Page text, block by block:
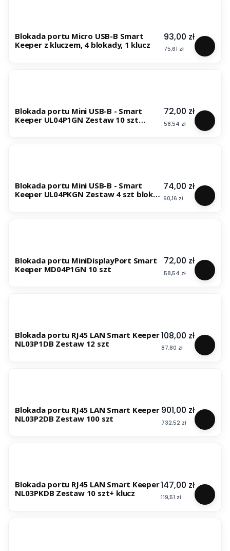
Blokada portu Micro USB-B Smart
Keeper z kluczem, 4 blokady, 1 klucz
Cena
93,00 zł
Cena
75,61 zł
Blokada portu Mini USB-B - Smart
Keeper UL04P1GN Zestaw 10 szt
Cena
72,00 zł
Cena
58,54 zł
Blokada portu Mini USB-B - Smart
Keeper UL04PKGN Zestaw 4 szt blokad
Cena
74,00 zł
Cena
60,16 zł
Blokada portu MiniDisplayPort Smart
Keeper MD04P1GN 10 szt
Cena
72,00 zł
Cena
58,54 zł
Blokada portu RJ45 LAN Smart Keeper
NL03P1DB Zestaw 12 szt
Cena
108,00 zł
Cena
87,80 zł
Blokada portu RJ45 LAN Smart Keeper
NL03P2DB Zestaw 100 szt
Cena
901,00 zł
Cena
732,52 zł
Blokada portu RJ45 LAN Smart Keeper
NL03PKDB Zestaw 10 szt+ klucz
Cena
147,00 zł
Cena
119,51 zł